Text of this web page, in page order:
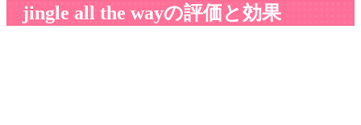
jingle all the wayの評価と効果